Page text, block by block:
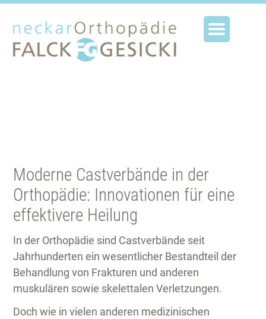
Moderne Castverbände in der
Orthopädie: Innovationen für eine
effektivere Heilung
In der Orthopädie sind Castverbände seit
Jahrhunderten ein wesentlicher Bestandteil der
Behandlung von Frakturen und anderen
muskulären sowie skelettalen Verletzungen.
Doch wie in vielen anderen medizinischen